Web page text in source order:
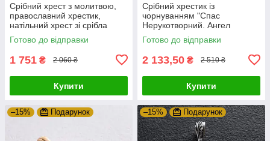
Срібний хрест з молитвою,
православний хрестик,
натільний хрест зі срібла
Готово до відправки
1 751 ₴ 2 060 ₴
Купити
Срібний хрестик із
чорнуванням "Спас
Нерукотворний. Ангел
Хранитель" 13447
Готово до відправки
2 133,50 ₴ 2 510 ₴
Купити
–15% Подарунок –15% Подарунок